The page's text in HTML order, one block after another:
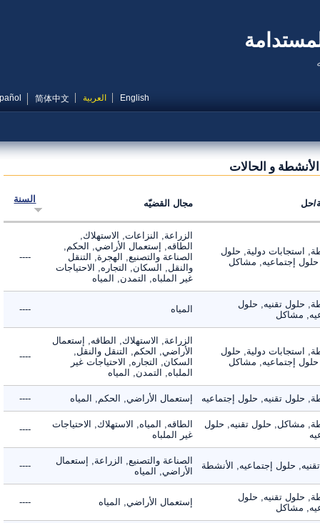
English العربية 简体中文
Español
و الحالات
مجال القضيّه السنة
استجابات دولية, حلول
إجتماعيه, مشاكل
الزراعة, النزاعات, الاستهلاك,
الطاقه, إستعمال الأراضي, الحكم,
الصناعة والتصنيع, الهجرة, التنقل
والنقل, السكان, التجاره, الاحتياجات
غير الملباه, التمدن, المياه
----
حلول تقنيه, حلول
مشاكل
المياه ----
استجابات دولية, حلول
إجتماعيه, مشاكل
الزراعة, الاستهلاك, الطاقه, إستعمال
الأراضي, الحكم, التنقل والنقل,
السكان, التجاره, الاحتياجات غير
الملباه, التمدن, المياه
----
حلول تقنيه, حلول إجتماعيه إستعمال الأراضي, الحكم, المياه ----
مشاكل, حلول تقنيه, حلول
الطاقه, المياه, الاستهلاك, الاحتياجات
غير الملباه
----
حلول إجتماعيه, الأنشطة
الصناعة والتصنيع, الزراعة, إستعمال
الأراضي, المياه
----
حلول تقنيه, حلول
مشاكل
إستعمال الأراضي, المياه ----